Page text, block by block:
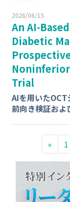
2026/06/15
An AI-
Diabetic
Trial
AIを用いたOCT
前向き検証お
« 1